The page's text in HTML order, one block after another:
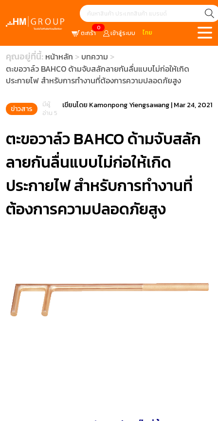
0
ตะกร้า เข้าสู่ระบบ ไทย
คุณอยู่ที่นี้: หน้าหลัก
บทความ
ตะขอวาล์ว BAHCO ด้ามจับสลักลายกันลื่นแบบไม่ก่อให้เกิด
ประกายไฟ สำหรับการทำงานที่ต้องการความปลอดภัยสูง
ข่าวสาร
มีผู้
อ่าน 5
เขียนโดย Kamonpong Yiengsawang|Mar 24, 2021
ตะขอวาล์ว BAHCO ด้ามจับสลัก
ลายกันลื่นแบบไม่ก่อให้เกิด
ประกายไฟ สำหรับการทำงานที่
ต้องการความปลอดภัยสูง